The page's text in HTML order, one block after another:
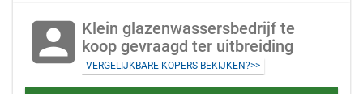
account_box Klein glazenwassersbedrijf te
koop gevraagd ter uitbreiding
VERGELIJKBARE KOPERS BEKIJKEN?>>